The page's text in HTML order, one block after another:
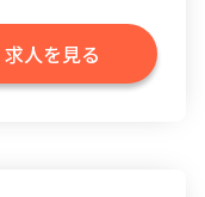
求人を見る